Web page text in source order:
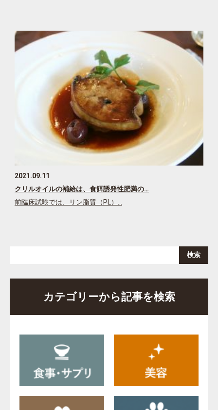
2021.09.11
クリルオイルの補給は、食餌誘発性肥満の…
前臨床試験では、リン脂質（PL）…
カテゴリーから記事を検索